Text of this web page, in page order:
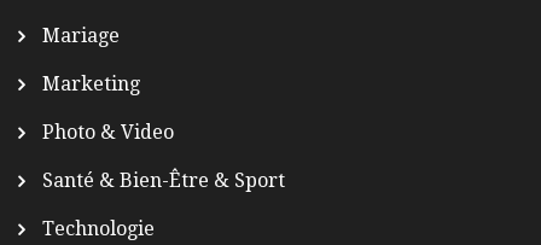
Mariage
Marketing
Photo & Video
Santé & Bien-Être & Sport
Technologie